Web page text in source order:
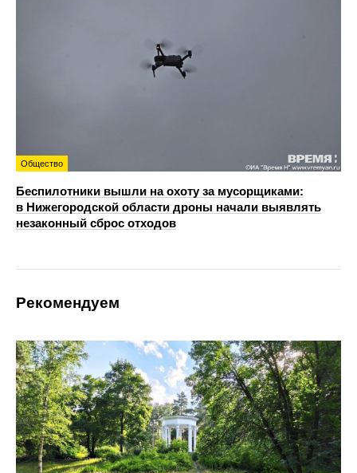
Общество
Беспилотники вышли на охоту за мусорщиками:
в Нижегородской области дроны начали выявлять
незаконный сброс отходов
Рекомендуем